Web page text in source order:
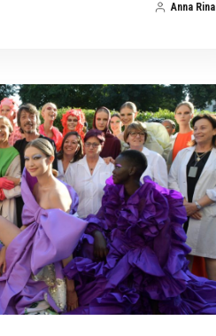
Anna Rina